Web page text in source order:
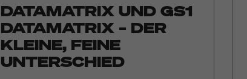
DATAMATRIX UND GS1
DATAMATRIX – DER
KLEINE, FEINE
UNTERSCHIED